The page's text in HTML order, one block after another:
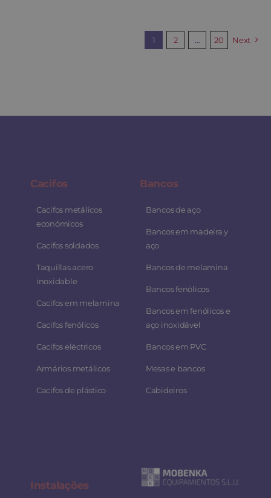
1 2 … 20 Next
Cacifos
Cacifos metálicos
económicos
Cacifos soldados
Taquillas acero
inoxidable
Cacifos em melamina
Cacifos fenólicos
Cacifos eléctricos
Armários metálicos
Cacifos de plástico
Bancos
Bancos de aço
Bancos em madeira y
aço
Bancos de melamina
Bancos fenólicos
Bancos em fenólicos e
aço inoxidável
Bancos em PVC
Mesas e bancos
Cabideiros
Instalações